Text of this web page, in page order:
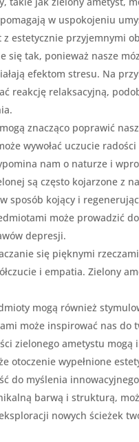
w uspokojeniu
estetycznie przyjemnymi
się tak, ponieważ nasze
efektom stresu. Na
reakcję relaksacyjną,
znacząco poprawić
wywołać uczucie
nam o naturze i
są często kojarzone z
sposób kojący i
może prowadzić
depresji.
się pięknymi
i empatia. Zielony
mogą również
może inspirować nas do
zielonego ametystu
otoczenie wypełnione
do myślenia
barwą i strukturą,
nowych ścieżek